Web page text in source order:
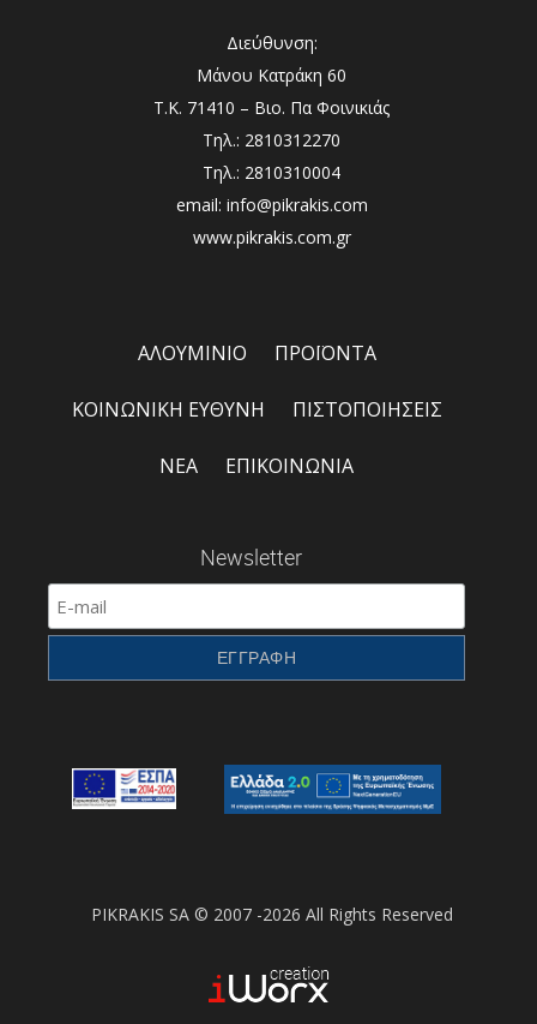
Διεύθυνση:
Μάνου Κατράκη 60
Τ.Κ. 71410 – Βιο. Πα Φοινικιάς
Τηλ.: 2810312270
Τηλ.: 2810310004
email: info@pikrakis.com
www.pikrakis.com.gr
ΑΛΟΥΜΙΝΙΟ ΠΡΟΪΟΝΤΑ
ΚΟΙΝΩΝΙΚΗ ΕΥΘΥΝΗ ΠΙΣΤΟΠΟΙΗΣΕΙΣ
ΝΕΑ ΕΠΙΚΟΙΝΩΝΙΑ
Newsletter
PIKRAKIS SA © 2007 -2026 All Rights Reserved